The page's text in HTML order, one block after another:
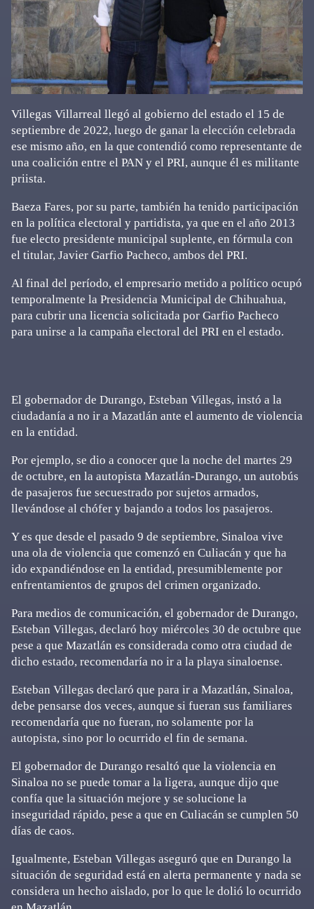
Villegas Villarreal llegó al gobierno del estado el 15 de
septiembre de 2022, luego de ganar la elección celebrada
ese mismo año, en la que contendió como representante de
una coalición entre el PAN y el PRI, aunque él es militante
priista.
Baeza Fares, por su parte, también ha tenido participación
en la política electoral y partidista, ya que en el año 2013
fue electo presidente municipal suplente, en fórmula con
el titular, Javier Garfio Pacheco, ambos del PRI.
Al final del período, el empresario metido a político ocupó
temporalmente la Presidencia Municipal de Chihuahua,
para cubrir una licencia solicitada por Garfio Pacheco
para unirse a la campaña electoral del PRI en el estado.
El gobernador de Durango, Esteban Villegas, instó a la
ciudadanía a no ir a Mazatlán ante el aumento de violencia
en la entidad.
Por ejemplo, se dio a conocer que la noche del martes 29
de octubre, en la autopista Mazatlán-Durango, un autobús
de pasajeros fue secuestrado por sujetos armados,
llevándose al chófer y bajando a todos los pasajeros.
Y es que desde el pasado 9 de septiembre, Sinaloa vive
una ola de violencia que comenzó en Culiacán y que ha
ido expandiéndose en la entidad, presumiblemente por
enfrentamientos de grupos del crimen organizado.
Para medios de comunicación, el gobernador de Durango,
Esteban Villegas, declaró hoy miércoles 30 de octubre que
pese a que Mazatlán es considerada como otra ciudad de
dicho estado, recomendaría no ir a la playa sinaloense.
Esteban Villegas declaró que para ir a Mazatlán, Sinaloa,
debe pensarse dos veces, aunque si fueran sus familiares
recomendaría que no fueran, no solamente por la
autopista, sino por lo ocurrido el fin de semana.
El gobernador de Durango resaltó que la violencia en
Sinaloa no se puede tomar a la ligera, aunque dijo que
confía que la situación mejore y se solucione la
inseguridad rápido, pese a que en Culiacán se cumplen 50
días de caos.
Igualmente, Esteban Villegas aseguró que en Durango la
situación de seguridad está en alerta permanente y nada se
considera un hecho aislado, por lo que le dolió lo ocurrido